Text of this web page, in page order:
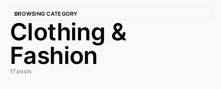
BROWSING CATEGORY
Clothing &
Fashion
17 posts